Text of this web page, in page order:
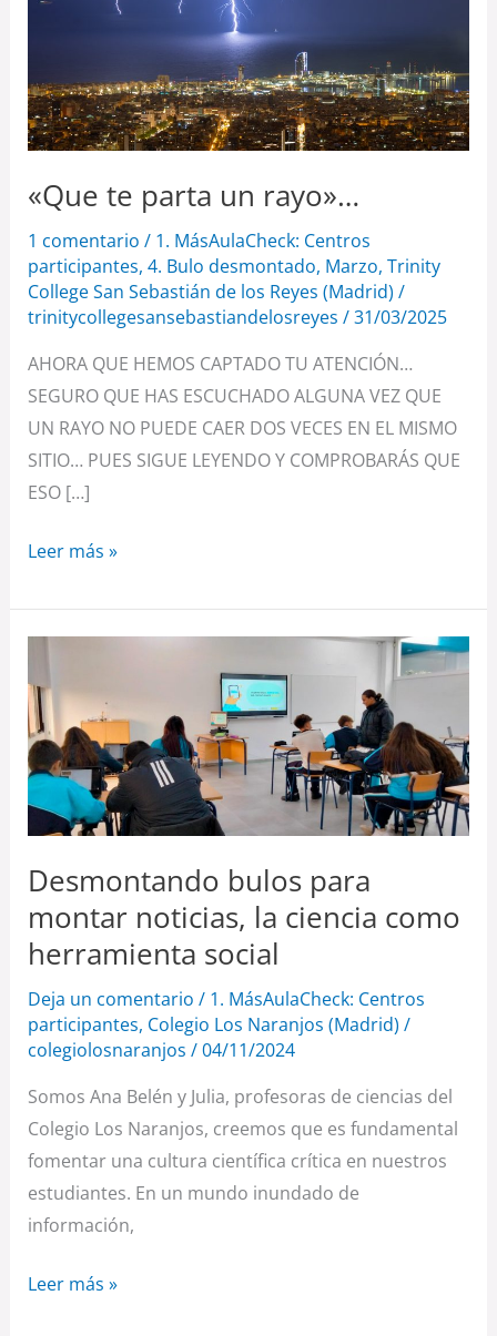
«Que te parta un rayo»…
1 comentario / 1. MásAulaCheck: Centros
participantes, 4. Bulo desmontado, Marzo, Trinity
College San Sebastián de los Reyes (Madrid) /
trinitycollegesansebastiandelosreyes /31/03/2025
AHORA QUE HEMOS CAPTADO TU ATENCIÓN…
SEGURO QUE HAS ESCUCHADO ALGUNA VEZ QUE
UN RAYO NO PUEDE CAER DOS VECES EN EL MISMO
SITIO… PUES SIGUE LEYENDO Y COMPROBARÁS QUE
ESO […]
Leer más »
Desmontando bulos para
montar noticias, la ciencia como
herramienta social
Deja un comentario / 1. MásAulaCheck: Centros
participantes, Colegio Los Naranjos (Madrid) /
colegiolosnaranjos /04/11/2024
Somos Ana Belén y Julia, profesoras de ciencias del
Colegio Los Naranjos, creemos que es fundamental
fomentar una cultura científica crítica en nuestros
estudiantes. En un mundo inundado de
información,
bulos
para
montar
noticias,
la
ciencia
como
herramienta
social
Leer más »